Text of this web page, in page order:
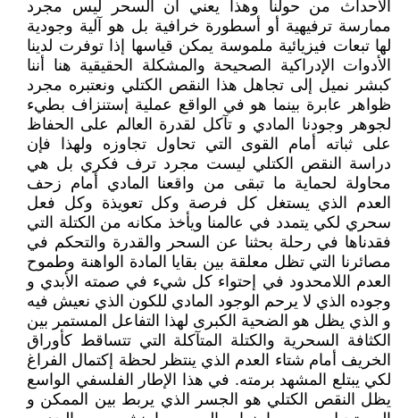
الأحداث من حولنا وهذا يعني أن السحر ليس مجرد
ممارسة ترفيهية أو أسطورة خرافية بل هو آلية وجودية
لها تبعات فيزيائية ملموسة يمكن قياسها إذا توفرت لدينا
الأدوات الإدراكية الصحيحة والمشكلة الحقيقية هنا أننا
كبشر نميل إلى تجاهل هذا النقص الكتلي ونعتبره مجرد
ظواهر عابرة بينما هو في الواقع عملية إستنزاف بطيء
لجوهر وجودنا المادي و تآكل لقدرة العالم على الحفاظ
على ثباته أمام القوى التي تحاول تجاوزه ولهذا فإن
دراسة النقص الكتلي ليست مجرد ترف فكري بل هي
محاولة لحماية ما تبقى من واقعنا المادي أمام زحف
العدم الذي يستغل كل فرصة وكل تعويذة وكل فعل
سحري لكي يتمدد في عالمنا ويأخذ مكانه من الكتلة التي
فقدناها في رحلة بحثنا عن السحر والقدرة والتحكم في
مصائرنا التي تظل معلقة بين بقايا المادة الواهنة وطموح
العدم اللامحدود في إحتواء كل شيء في صمته الأبدي و
وجوده الذي لا يرحم الوجود المادي للكون الذي نعيش فيه
و الذي يظل هو الضحية الكبرى لهذا التفاعل المستمر بين
الكثافة السحرية والكتلة المتآكلة التي تتساقط كأوراق
الخريف أمام شتاء العدم الذي ينتظر لحظة إكتمال الفراغ
لكي يبتلع المشهد برمته. في هذا الإطار الفلسفي الواسع
يظل النقص الكتلي هو الجسر الذي يربط بين الممكن و